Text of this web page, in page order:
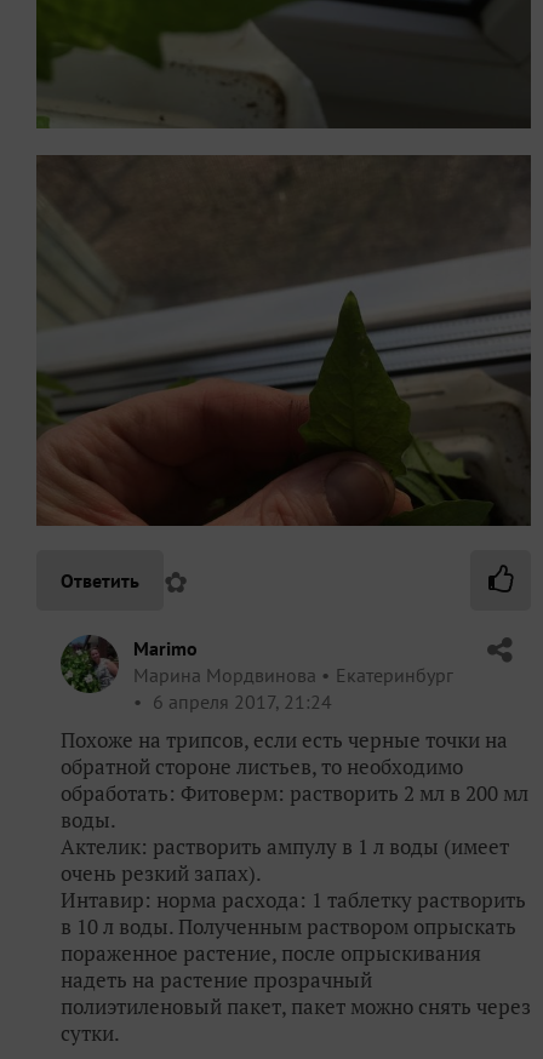
Ответить ✿
Marimo
Марина Мордвинова
Екатеринбург
6 апреля 2017, 21:24
Похоже на трипсов, если есть черные точки на
обратной стороне листьев, то необходимо
обработать: Фитоверм: растворить 2 мл в 200 мл
воды.
Актелик: растворить ампулу в 1 л воды (имеет
очень резкий запах).
Интавир: норма расхода: 1 таблетку растворить
в 10 л воды. Полученным раствором опрыскать
пораженное растение, после опрыскивания
надеть на растение прозрачный
полиэтиленовый пакет, пакет можно снять через
сутки.